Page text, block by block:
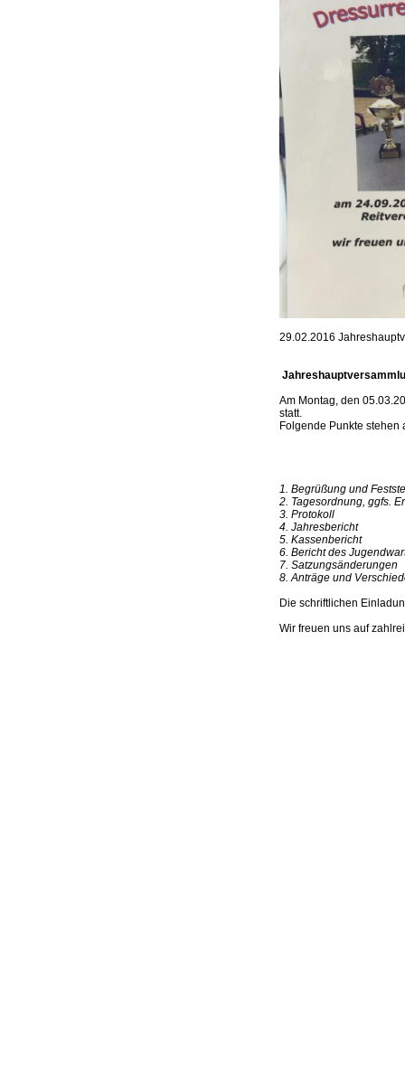
29.02.2016
Am Montag, den
statt.
Folgende Punkte stehen
1. Begrüßung und
2. Tagesordnung, ggfs.
3. Protokoll
4. Jahresbericht
5. Kassenbericht
6. Bericht des
7. Satzungsänderungen
8. Anträge und
Die schriftlichen
Wir freuen uns auf